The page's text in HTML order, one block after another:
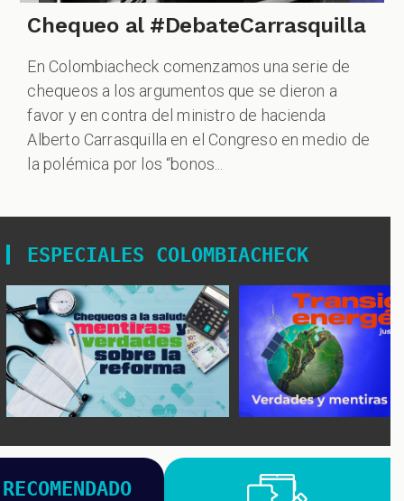
Chequeo al #DebateCarrasquilla
En Colombiacheck comenzamos una serie de
chequeos a los argumentos que se dieron a
favor y en contra del ministro de hacienda
Alberto Carrasquilla en el Congreso en medio de
la polémica por los “bonos...
ESPECIALES COLOMBIACHECK
RECOMENDADO